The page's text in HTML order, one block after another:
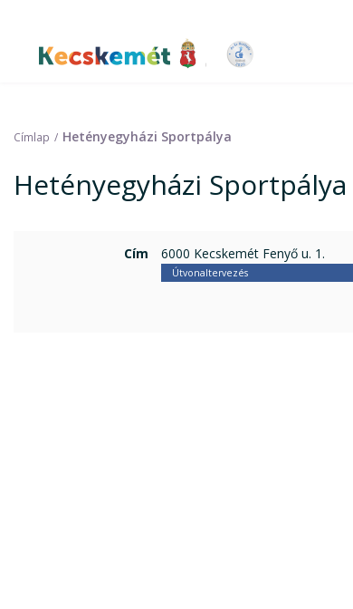
tartalomra
Kecskemét Város Honlapja
Címlap Hetényegyházi Sportpálya
Hetényegyházi Sportpálya
Cím 6000 Kecskemét Fenyő u. 1.
Útvonaltervezés